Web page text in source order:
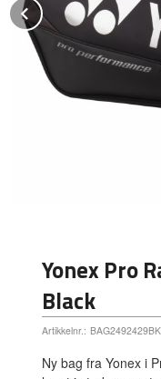
Prev
Yonex Pro
Black
Artikkelnr.: BAG2492429BK
Ny bag fra Yonex i